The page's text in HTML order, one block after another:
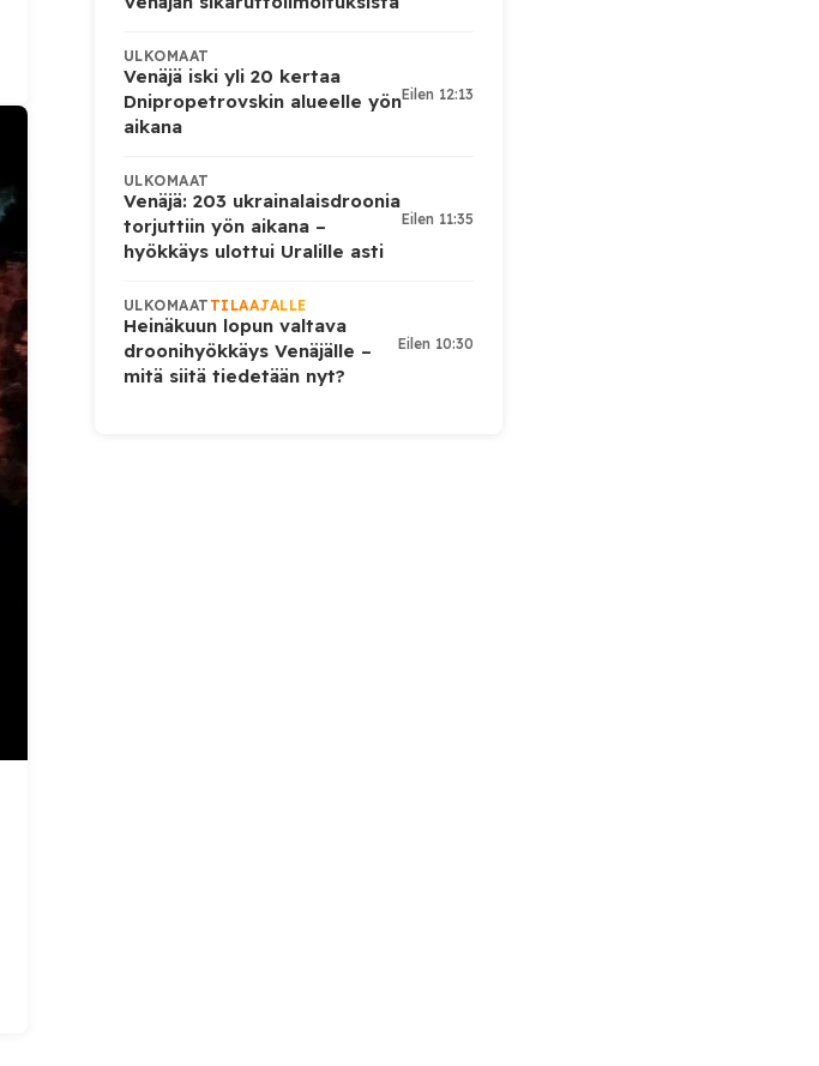
ULKOMAAT
Venäjä iski yli 20 kertaa
Dnipropetrovskin alueelle yön
aikana
Eilen 12:13
ULKOMAAT
Venäjä: 203 ukrainalaisdroonia
torjuttiin yön aikana –
hyökkäys ulottui Uralille asti
Eilen 11:35
ULKOMAAT TILAAJALLE
Heinäkuun lopun valtava
droonihyökkäys Venäjälle –
mitä siitä tiedetään nyt?
Eilen 10:30